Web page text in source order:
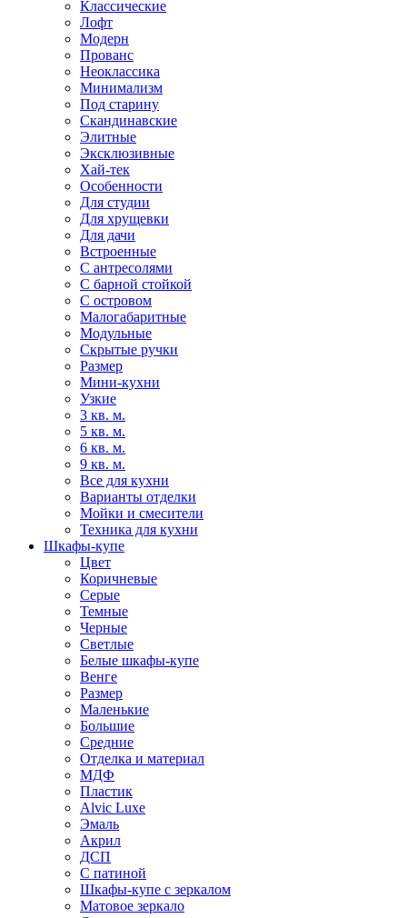
Классические
Лофт
Модерн
Прованс
Неоклассика
Минимализм
Под старину
Скандинавские
Элитные
Эксклюзивные
Хай-тек
Особенности
Для студии
Для хрущевки
Для дачи
Встроенные
С антресолями
С барной стойкой
С островом
Малогабаритные
Модульные
Скрытые ручки
Размер
Мини-кухни
Узкие
3 кв. м.
5 кв. м.
6 кв. м.
9 кв. м.
Все для кухни
Варианты отделки
Мойки и смесители
Техника для кухни
Шкафы-купе
Цвет
Коричневые
Серые
Темные
Черные
Светлые
Белые шкафы-купе
Венге
Размер
Маленькие
Большие
Средние
Отделка и материал
МДФ
Пластик
Alvic Luxe
Эмаль
Акрил
ДСП
С патиной
Шкафы-купе с зеркалом
Матовое зеркало